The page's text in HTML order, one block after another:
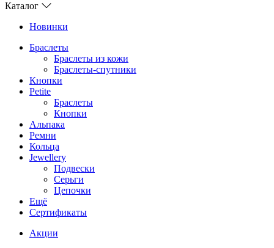
Каталог
Новинки
Браслеты
Браслеты из кожи
Браслеты-спутники
Кнопки
Petite
Браслеты
Кнопки
Альпака
Ремни
Кольца
Jewellery
Подвески
Серьги
Цепочки
Ещё
Сертификаты
Акции